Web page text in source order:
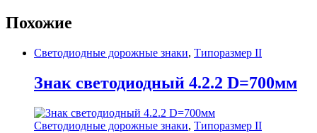
Похожие
Светодиодные дорожные знаки, Типоразмер II
Знак светодиодный 4.2.2 D=700мм
Светодиодные дорожные знаки, Типоразмер II